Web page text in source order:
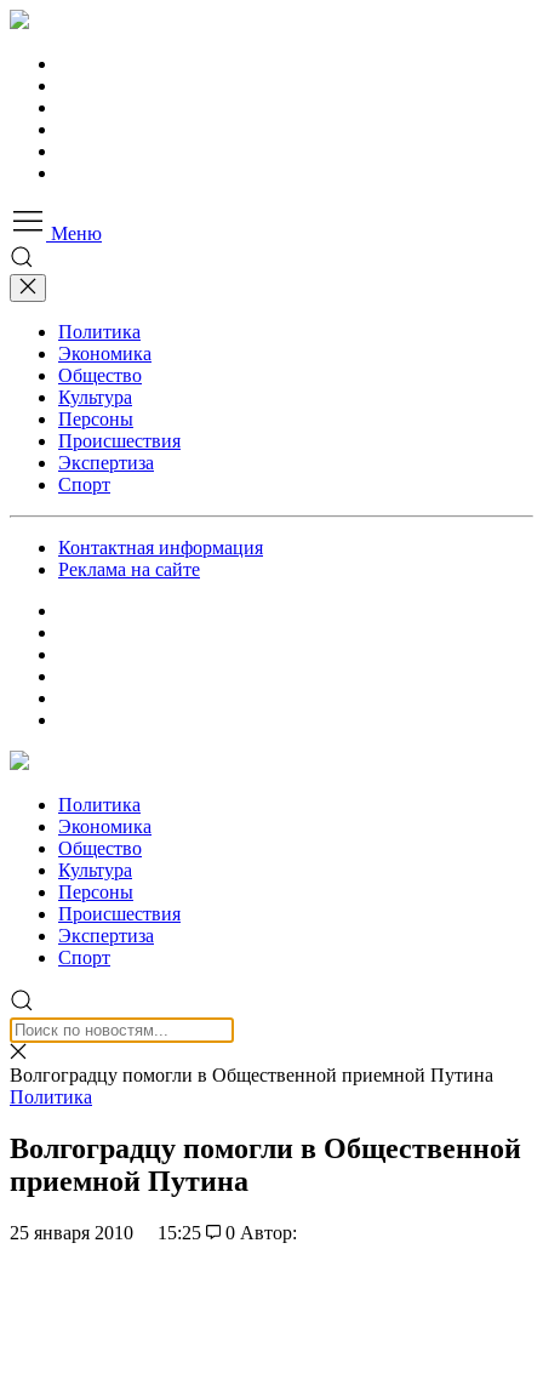
Меню
Политика
Экономика
Общество
Культура
Персоны
Происшествия
Экспертиза
Спорт
Контактная информация
Реклама на сайте
Политика
Экономика
Общество
Культура
Персоны
Происшествия
Экспертиза
Спорт
Волгоградцу помогли в Общественной приемной Путина
Политика
Волгоградцу помогли в Общественной
приемной Путина
25 января 2010 15:25 0 Автор: